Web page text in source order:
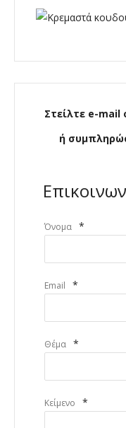
Στείλτε e-mail
ή
Όνομα *
Email *
Θέμα *
Κείμενο *